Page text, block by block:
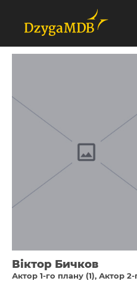
Віктор Бичков
Актор 1-го плану (1) Актор 2-